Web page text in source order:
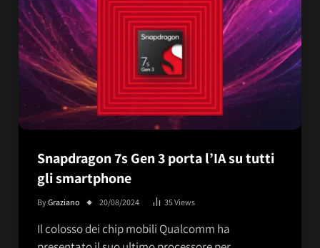
Snapdragon 7s Gen 3 porta l’IA su tutti
gli smartphone
ByGraziano 20/08/2024 35Views
Il colosso dei chip mobili Qualcomm ha